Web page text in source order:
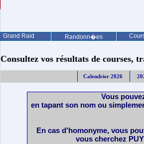
Grand Raid Randonn�es
Consultez vos résultats de courses,
Calendrier 2026
Vous
en tapant son nom ou
En cas d'homonyme, vous
vous cherchez